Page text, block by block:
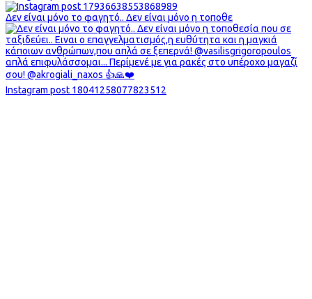
Δεν είναι μόνο το φαγητό.. Δεν είναι μόνο η τοποθε
Instagram post 18041258077823512